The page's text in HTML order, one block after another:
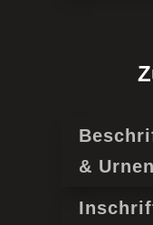
&